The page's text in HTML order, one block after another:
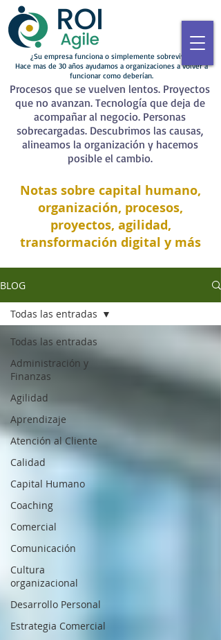
¿Su empresa funciona o simplemente sobrevive?
Hace mas de 30 años ayudamos a organizaciones a volver a
funcionar como deberían.
Procesos que se vuelven lentos. Proyectos
que no avanzan. Tecnología que deja de
acompañar al negocio. Personas
sobrecargadas. Descubrimos las causas,
alineamos la organización y hacemos
posible el cambio.
Notas sobre capital humano,
organización, procesos,
proyectos, agilidad,
transformación digital y más
BLOG
Todas las entradas
Administración y
Finanzas
Agilidad
Aprendizaje
Atención al Cliente
Calidad
Capital Humano
Coaching
Comercial
Comunicación
Cultura
organizacional
Desarrollo Personal
Estrategia Comercial
Todas las entradas